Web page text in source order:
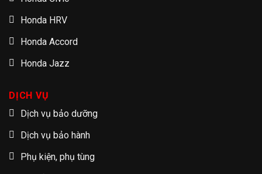
Honda HRV
Honda Accord
Honda Jazz
DỊCH VỤ
Dịch vụ bảo dưỡng
Dịch vụ bảo hành
Phụ kiện, phụ tùng